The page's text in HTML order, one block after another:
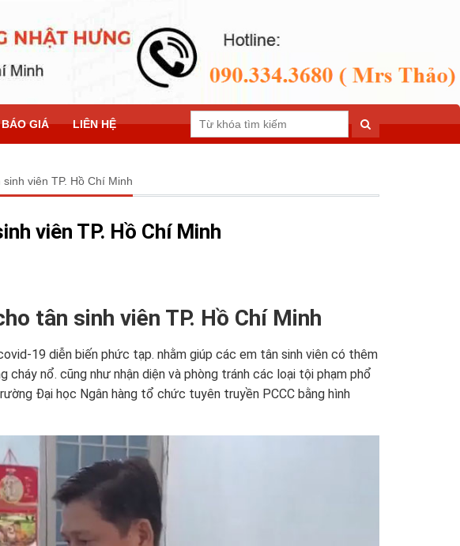
GIÁ LIÊN HỆ
viên TP. Hồ Chí Minh
viên TP. Hồ Chí Minh
tân sinh viên TP. Hồ Chí Minh
19 diễn biến phức tạp. nhằm giúp các em tân sinh viên có thêm
cháy nổ. cũng như nhận diện và phòng tránh các loại tội phạm phổ
Đại học Ngân hàng tổ chức tuyên truyền PCCC bằng hình